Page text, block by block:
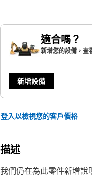
適合嗎？
新增您的設備，查
新增設備
登入以檢視您的客戶價格
描述
我們仍在為此零件新增說